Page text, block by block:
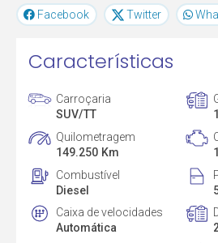
Facebook Twitter
Características
Carroçaria
SUV/TT
Quilometragem
149.250 Km
Combustível
Diesel
Caixa de velocidades
Automática